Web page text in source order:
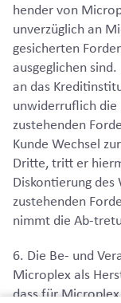
hender von
unverzüglich an
gesicherten
ausgeglichen
an das
unwiderruflich die
zustehenden
Kunde Wechsel
Dritte, tritt er
Diskontierung des
zustehenden
nimmt die Ab-
6. Die Be- und
Microplex als
dass für